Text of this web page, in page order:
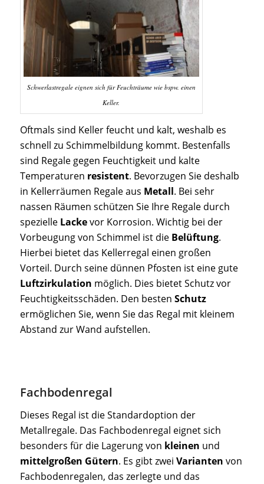
Schwerlastregale eignen sich für Feuchträume wie bspw. einen
Keller.
Oftmals sind Keller feucht und kalt, weshalb es
schnell zu Schimmelbildung kommt. Bestenfalls
sind Regale gegen Feuchtigkeit und kalte
Temperaturen resistent. Bevorzugen Sie deshalb
in Kellerräumen Regale aus Metall. Bei sehr
nassen Räumen schützen Sie Ihre Regale durch
spezielle Lackevor Korrosion. Wichtig bei der
Vorbeugung von Schimmel ist die Belüftung.
Hierbei bietet das Kellerregal einen großen
Vorteil. Durch seine dünnen Pfosten ist eine gute
Luftzirkulation möglich. Dies bietet Schutz vor
Feuchtigkeitsschäden. Den besten Schutz
ermöglichen Sie, wenn Sie das Regal mit kleinem
Abstand zur Wand aufstellen.
Fachbodenregal
Dieses Regal ist die Standardoption der
Metallregale. Das Fachbodenregal eignet sich
besonders für die Lagerung von kleinen und
mittelgroßen Gütern. Es gibt zwei Varianten von
Fachbodenregalen, das zerlegte und das